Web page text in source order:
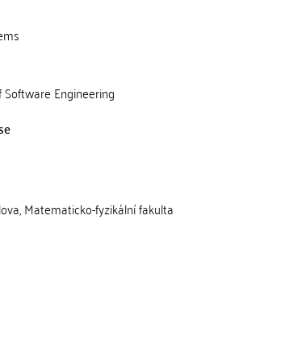
Engineering
Matematicko-fyzikální fakulta